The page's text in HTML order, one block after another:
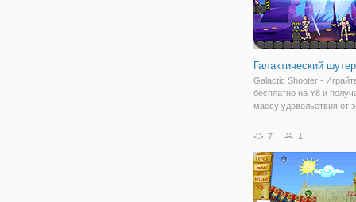
Галактический шутер
Galactic Shooter -
бесплатно на Y8 и
массу удовольствия от
стрелялки! Вам нужно
отскакивать и поражать
космических врагов,
7 1